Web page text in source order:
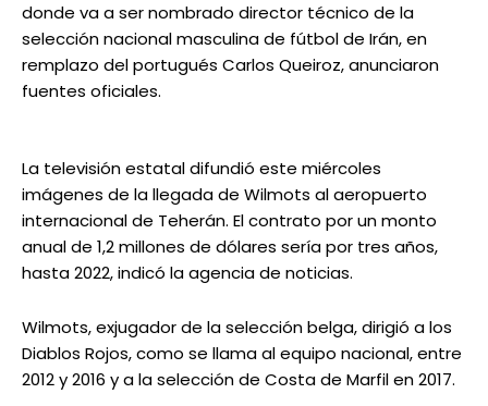
donde va a ser nombrado director técnico de la
selección nacional masculina de fútbol de Irán, en
remplazo del portugués Carlos Queiroz, anunciaron
fuentes oficiales.
La televisión estatal difundió este miércoles
imágenes de la llegada de Wilmots al aeropuerto
internacional de Teherán. El contrato por un monto
anual de 1,2 millones de dólares sería por tres años,
hasta 2022, indicó la agencia de noticias.
Wilmots, exjugador de la selección belga, dirigió a los
Diablos Rojos, como se llama al equipo nacional, entre
2012 y 2016 y a la selección de Costa de Marfil en 2017.